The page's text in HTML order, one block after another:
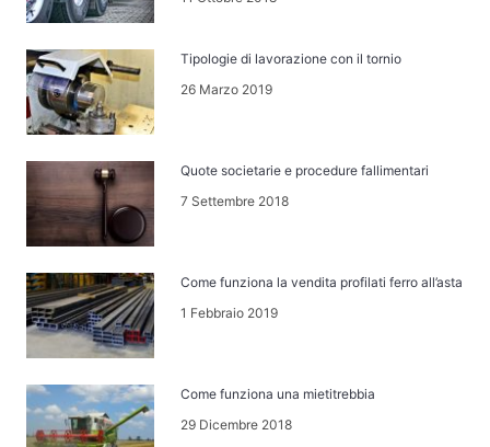
Tipologie di lavorazione con il tornio
26 Marzo 2019
Quote societarie e procedure fallimentari
7 Settembre 2018
Come funziona la vendita profilati ferro all’asta
1 Febbraio 2019
Come funziona una mietitrebbia
29 Dicembre 2018